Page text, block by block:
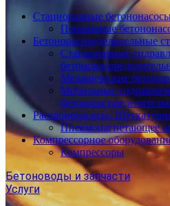
Стационарные
Поршневые
Бетонораспределительные
Стационарные
Механические
Мобильные
Растворонасосы.
Пневмонагнетающее
Компрессорное
Компрессоры
Бетоноводы и запчасти
Услуги